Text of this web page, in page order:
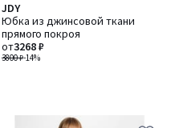
JDY
Юбка из джинсовой ткани
прямого покроя
3800 ₽-14%
от3268 ₽